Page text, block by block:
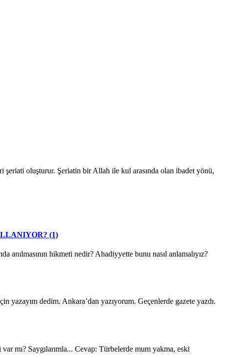
oluşturur. Şeriatin bir Allah ile kul arasında olan ibadet yönü,
(1)
hikmeti nedir? Ahadiyyette bunu nasıl anlamalıyız?
yazayım dedim. Ankara’dan yazıyorum. Geçenlerde gazete yazdı.
Saygılarımla... Cevap: Türbelerde mum yakma, eski